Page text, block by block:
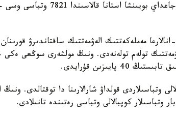
-جىلعى 1- تامىزداعى جاعداي
مەملەكەتتىك الەۋمەتتىك ساقتاندىرۋ
تولەم تولەنەدى. ونىڭ مولشەرى سوڭعى ەكى
پايىزىن قۇرايدى.
وتباسىلاردى قولداۋ شارالارىنا دا توقتالدى.
وتباسىلار كوپبالالى وتباسى رەتىندە تانىلادى.